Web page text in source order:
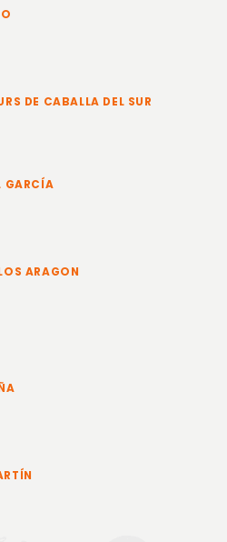
DE CABALLA DEL SUR
GARCÍA
ARAGON